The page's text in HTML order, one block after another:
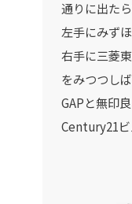
通りに出た
左手にみず
右手に三菱
をみつつし
GAPと無印
Century21